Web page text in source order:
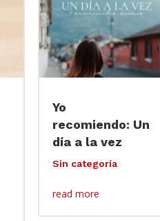
Yo
recomiendo: Un
día a la vez
Sin categoría
read more